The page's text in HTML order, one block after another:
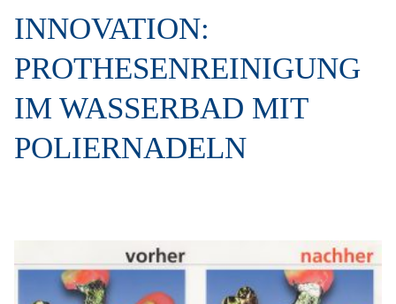
INNOVATION:
PROTHESENREINIGUNG
IM WASSERBAD MIT
POLIERNADELN